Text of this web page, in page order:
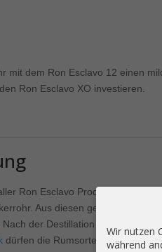
mit dem Ron Esclavo 12 einen
Ron Esclavo XO investieren.
Ron Esclavo Produkte erfolgt
Aus diesen gewinnen sie
Nach der Destillation füllen sie
dürfen die Rumsorten vom Ron
Wir nutzen
während